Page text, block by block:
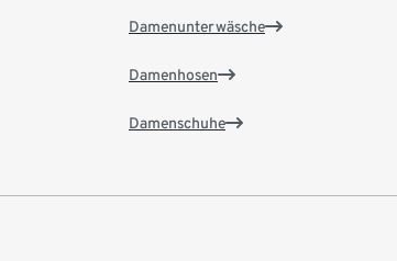
Damenunterwäsche
Damenhosen
Damenschuhe